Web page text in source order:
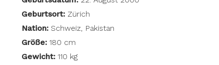
Geburtsort: Zürich
Nation: Schweiz, Pakistan
Größe:180 cm
Gewicht:110 kg